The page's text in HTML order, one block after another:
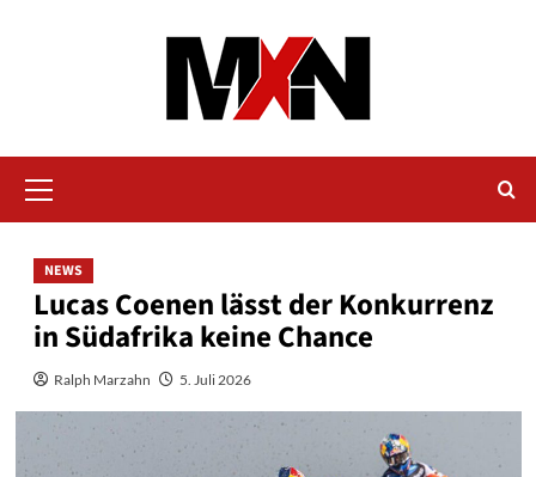
Menü
NEWS
Lucas Coenen lässt der Konkurrenz
in Südafrika keine Chance
Ralph Marzahn 5. Juli 2026